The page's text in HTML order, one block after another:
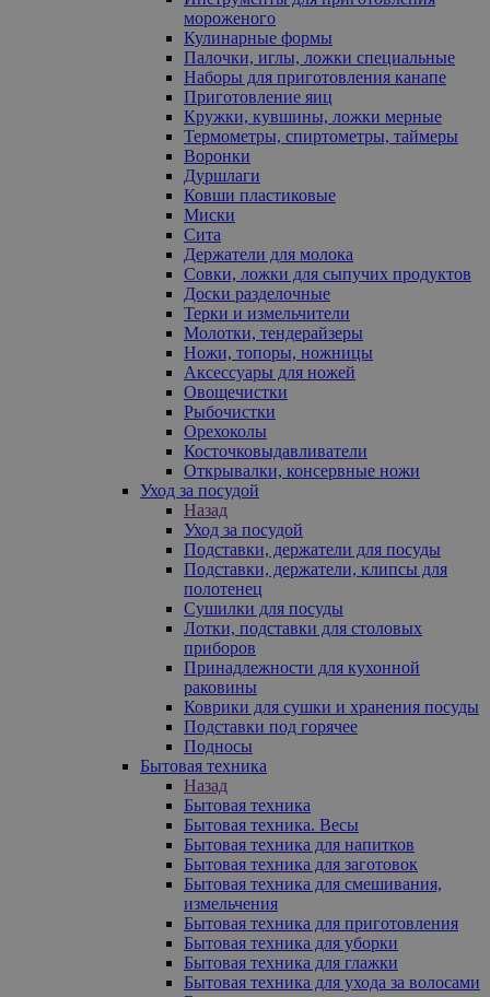
мороженого
Кулинарные формы
Палочки, иглы, ложки специальные
Наборы для приготовления канапе
Приготовление яиц
Кружки, кувшины, ложки мерные
Термометры, спиртометры, таймеры
Воронки
Дуршлаги
Ковши пластиковые
Миски
Сита
Держатели для молока
Совки, ложки для сыпучих продуктов
Доски разделочные
Терки и измельчители
Молотки, тендерайзеры
Ножи, топоры, ножницы
Аксессуары для ножей
Овощечистки
Рыбочистки
Орехоколы
Косточковыдавливатели
Открывалки, консервные ножи
Уход за посудой
Назад
Уход за посудой
Подставки, держатели для посуды
Подставки, держатели, клипсы для
полотенец
Сушилки для посуды
Лотки, подставки для столовых
приборов
Принадлежности для кухонной
раковины
Коврики для сушки и хранения посуды
Подставки под горячее
Подносы
Бытовая техника
Назад
Бытовая техника
Бытовая техника. Весы
Бытовая техника для напитков
Бытовая техника для заготовок
Бытовая техника для смешивания,
измельчения
Бытовая техника для приготовления
Бытовая техника для уборки
Бытовая техника для глажки
Бытовая техника для ухода за волосами